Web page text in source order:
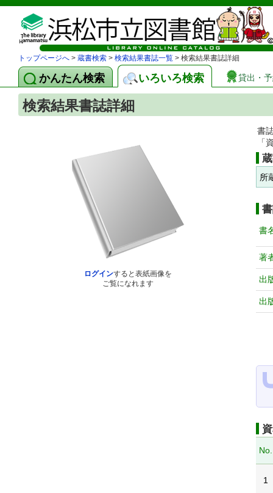
トップページへ > 蔵書検索 > 検索結果書誌一覧 > 検索結果書誌詳細
かんたん検索 いろいろ検索 貸出・
検索結果書誌詳細
ログインすると表紙画像を
ご覧になれます
書
「
所
書
著
出
出
No.
1